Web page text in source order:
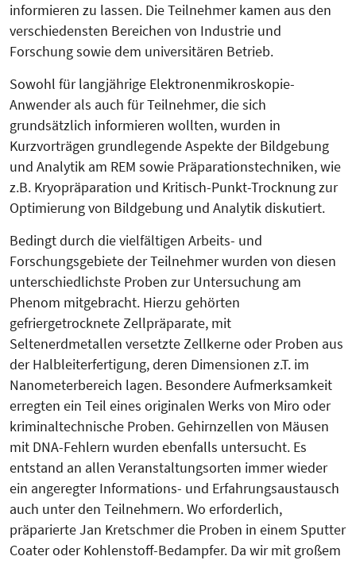
informieren zu lassen. Die Teilnehmer kamen aus den
verschiedensten Bereichen von Industrie und
Forschung sowie dem universitären Betrieb.
Sowohl für langjährige Elektronenmikroskopie-
Anwender als auch für Teilnehmer, die sich
grundsätzlich informieren wollten, wurden in
Kurzvorträgen grundlegende Aspekte der Bildgebung
und Analytik am REM sowie Präparationstechniken, wie
z.B. Kryopräparation und Kritisch-Punkt-Trocknung zur
Optimierung von Bildgebung und Analytik diskutiert.
Bedingt durch die vielfältigen Arbeits- und
Forschungsgebiete der Teilnehmer wurden von diesen
unterschiedlichste Proben zur Untersuchung am
Phenom mitgebracht. Hierzu gehörten
gefriergetrocknete Zellpräparate, mit
Seltenerdmetallen versetzte Zellkerne oder Proben aus
der Halbleiterfertigung, deren Dimensionen z.T. im
Nanometerbereich lagen. Besondere Aufmerksamkeit
erregten ein Teil eines originalen Werks von Miro oder
kriminaltechnische Proben. Gehirnzellen von Mäusen
mit DNA-Fehlern wurden ebenfalls untersucht. Es
entstand an allen Veranstaltungsorten immer wieder
ein angeregter Informations- und Erfahrungsaustausch
auch unter den Teilnehmern. Wo erforderlich,
präparierte Jan Kretschmer die Proben in einem Sputter
Coater oder Kohlenstoff-Bedampfer. Da wir mit großem